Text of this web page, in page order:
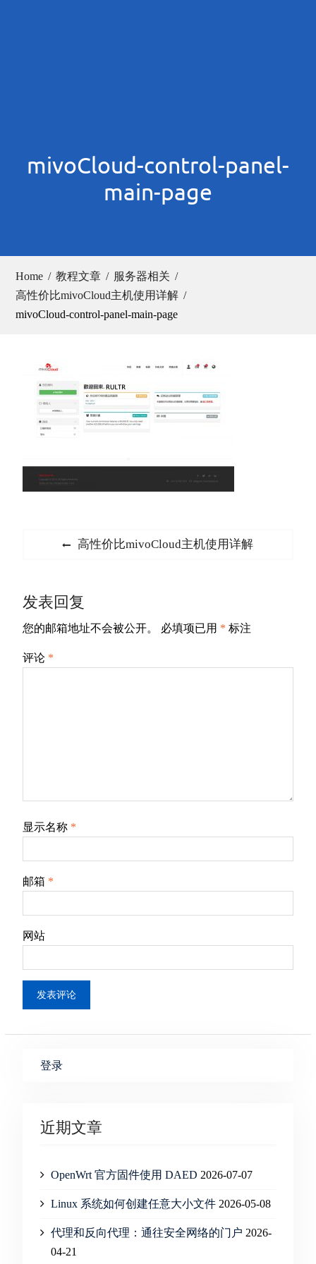
mivoCloud-control-panel-
main-page
Home 教程文章
服务器相关
高性价比mivoCloud主机使用详解
mivoCloud-control-panel-main-page
航
Previous
高性价比mivoCloud主机使用详解
发表回复
您的邮箱地址不会被公开。 必填项已用 * 标注
评论 *
显示名称 *
邮箱 *
网站
登录
近期文章
OpenWrt 官方固件使用 DAED 2026-07-07
Linux 系统如何创建任意大小文件 2026-05-08
代理和反向代理：通往安全网络的门户 2026-
04-21